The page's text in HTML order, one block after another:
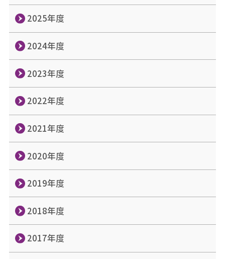
2025年度
2024年度
2023年度
2022年度
2021年度
2020年度
2019年度
2018年度
2017年度